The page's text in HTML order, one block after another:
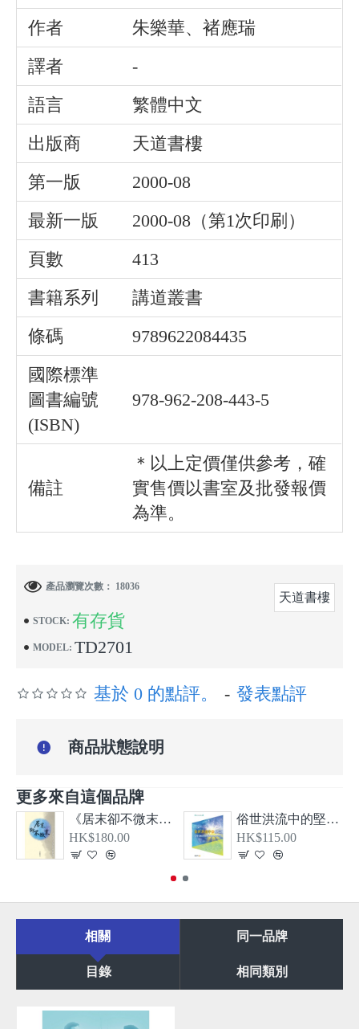
作者
朱樂華、褚應瑞
譯者
-
語言
繁體中文
出版商
天道書樓
第一版
2000-08
最新一版
2000-08（第1次印刷）
頁數
413
書籍系列
講道叢書
條碼
9789622084435
國際標準
圖書編號
(ISBN)
978-962-208-443-5
備註
＊以上定價僅供參考，確
實售價以書室及批發報價
為準。
STOCK: 有存貨
MODEL: TD2701
天道書樓
產品瀏覽次數： 18036
基於 0 的點評。 - 發表點評
更多來自這個品牌
《居末卻不微末—希伯來書、大公書信及啟示錄導論》
HK$180.00
俗世洪流中的堅信—從教牧書信看顛覆現實的基督信仰
HK$115.00
商品狀態說明
相關 同一品牌
目錄 相同類別